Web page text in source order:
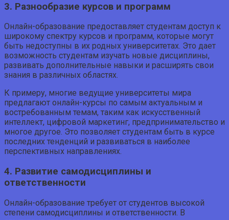
3. Разнообразие курсов и программ
Онлайн-образование предоставляет студентам доступ к
широкому спектру курсов и программ, которые могут
быть недоступны в их родных университетах. Это дает
возможность студентам изучать новые дисциплины,
развивать дополнительные навыки и расширять свои
знания в различных областях.
К примеру, многие ведущие университеты мира
предлагают онлайн-курсы по самым актуальным и
востребованным темам, таким как искусственный
интеллект, цифровой маркетинг, предпринимательство и
многое другое. Это позволяет студентам быть в курсе
последних тенденций и развиваться в наиболее
перспективных направлениях.
4. Развитие самодисциплины и
ответственности
Онлайн-образование требует от студентов высокой
степени самодисциплины и ответственности. В